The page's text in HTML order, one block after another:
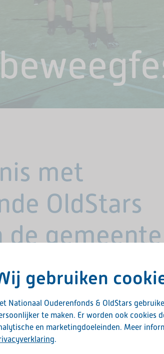
met
OldStars
de gemeente
Noordenveld het OldStars
up door Olga Commandeur, OldStars boksen,
gebruiken
Nationaal Ouderenfonds & OldStars
te maken. Er worden ook cookies
en marketingdoeleinden. Meer
.